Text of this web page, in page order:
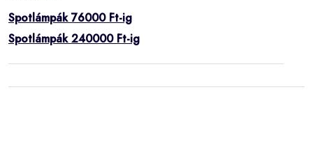
Spotlámpák 76000 Ft-ig
Spotlámpák 240000 Ft-ig